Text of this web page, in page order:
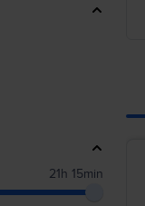
21h 15min